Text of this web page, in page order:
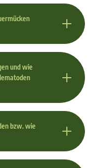
und wie
bzw. wie